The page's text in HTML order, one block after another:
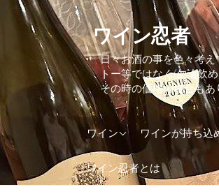
へ
ス
キ
ッ
プ
ワイン忍者
日々お酒の事を色々考
トー等ではなく(勿論飲
その時の価格の場合も
ワイン
アメリカ
アルゼンチン
イギリス(UK)
ワインが持ち込
東京都
大阪府
神奈川県
ワイン忍者とは